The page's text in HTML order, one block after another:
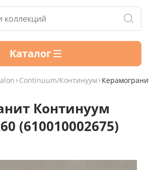
Каталог
Continuum/Континуум
Континуум
(610010002675)